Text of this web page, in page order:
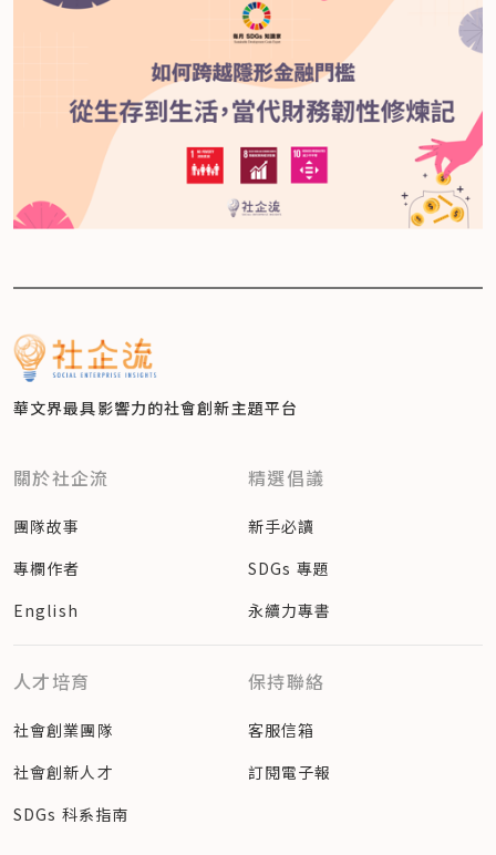
華文界最具影響力的社會創新主題平台
關於社企流
團隊故事
專欄作者
English
精選倡議
新手必讀
SDGs 專題
永續力專書
人才培育
社會創業團隊
社會創新人才
SDGs 科系指南
保持聯絡
客服信箱
訂閱電子報